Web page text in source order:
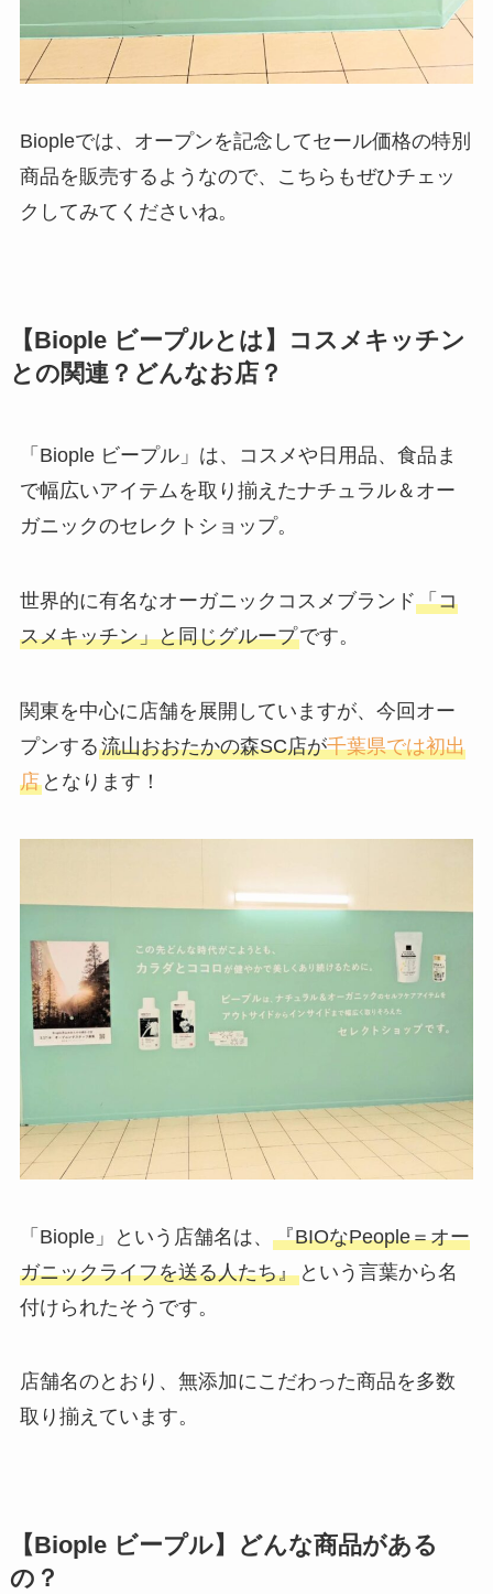
Biopleでは、オープンを記念してセール価格の特別
商品を販売するようなので、こちらもぜひチェッ
クしてみてくださいね。
【Biople ビープルとは】コスメキッチン
との関連？どんなお店？
「Biople ビープル」は、コスメや日用品、食品ま
で幅広いアイテムを取り揃えたナチュラル＆オー
ガニックのセレクトショップ。
世界的に有名なオーガニックコスメブランド「コ
スメキッチン」と同じグループです。
関東を中心に店舗を展開していますが、今回オー
プンする流山おおたかの森SC店が千葉県では初出
店となります！
「Biople」という店舗名は、 『BIOなPeople＝オー
ガニックライフを送る人たち』という言葉から名
付けられたそうです。
店舗名のとおり、無添加にこだわった商品を多数
取り揃えています。
【Biople ビープル】どんな商品がある
の？